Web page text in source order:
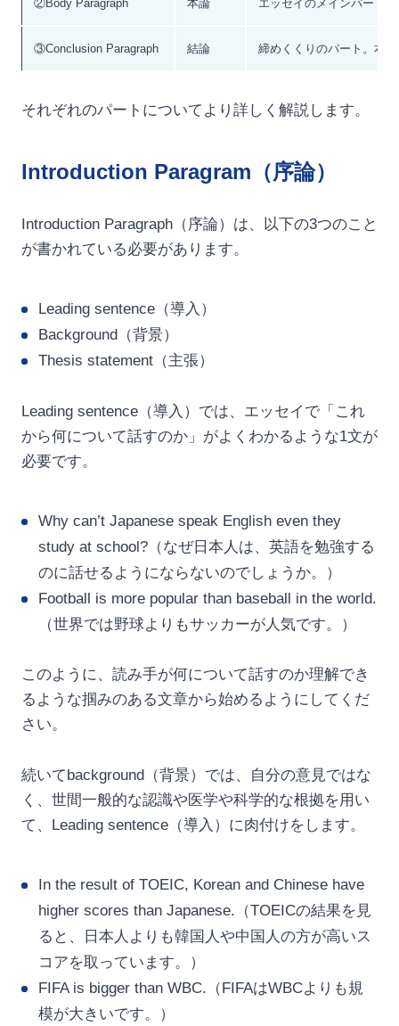
②Body Paragraph 本論 エッセイのメインパート
③Conclusion Paragraph 結論 締めくくりのパート。本
それぞれのパートについてより詳しく解説します。
Introduction Paragram（序論）
Introduction Paragraph（序論）は、以下の3つのこと
が書かれている必要があります。
Leading sentence（導入）
Background（背景）
Thesis statement（主張）
Leading sentence（導入）では、エッセイで「これ
から何について話すのか」がよくわかるような1文が
必要です。
Why can’t Japanese speak English even they
study at school?（なぜ日本人は、英語を勉強する
のに話せるようにならないのでしょうか。）
Football is more popular than baseball in the world.
（世界では野球よりもサッカーが人気です。）
このように、読み手が何について話すのか理解でき
るような掴みのある文章から始めるようにしてくだ
さい。
続いてbackground（背景）では、自分の意見ではな
く、世間一般的な認識や医学や科学的な根拠を用い
て、Leading sentence（導入）に肉付けをします。
In the result of TOEIC, Korean and Chinese have
higher scores than Japanese.（TOEICの結果を見
ると、日本人よりも韓国人や中国人の方が高いス
コアを取っています。）
FIFA is bigger than WBC.（FIFAはWBCよりも規
模が大きいです。）